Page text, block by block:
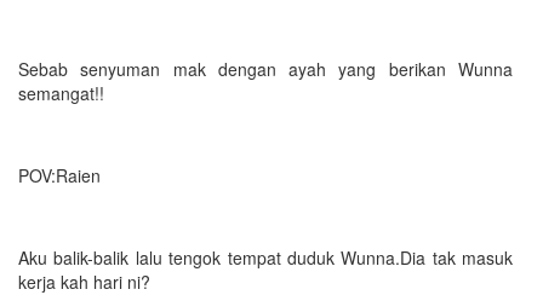
Sebab senyuman mak dengan ayah yang berikan Wunna
semangat!!
POV:Raien
Aku balik-balik lalu tengok tempat duduk Wunna.Dia tak masuk
kerja kah hari ni?